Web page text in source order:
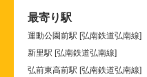
最寄り駅
運動公園前駅 [弘南鉄道弘南線]
新里駅 [弘南鉄道弘南線]
弘前東高前駅 [弘南鉄道弘南線]